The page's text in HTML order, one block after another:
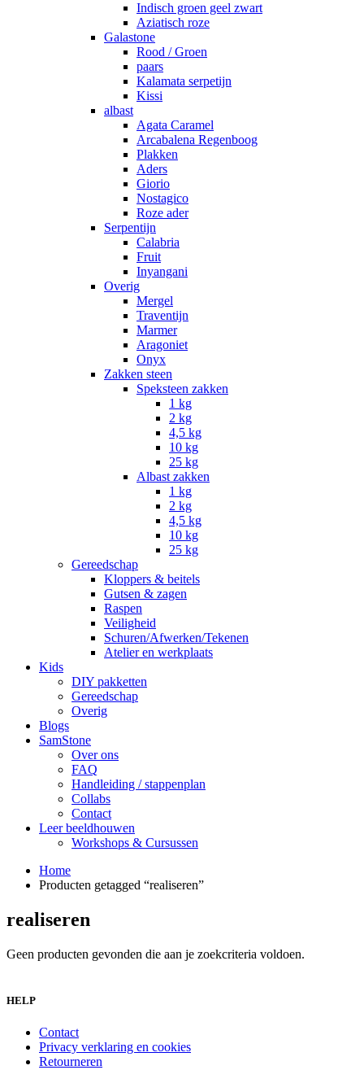
Indisch groen geel zwart
Aziatisch roze
Galastone
Rood / Groen
paars
Kalamata serpetijn
Kissi
albast
Agata Caramel
Arcabalena Regenboog
Plakken
Aders
Giorio
Nostagico
Roze ader
Serpentijn
Calabria
Fruit
Inyangani
Overig
Mergel
Traventijn
Marmer
Aragoniet
Onyx
Zakken steen
Speksteen zakken
1 kg
2 kg
4,5 kg
10 kg
25 kg
Albast zakken
1 kg
2 kg
4,5 kg
10 kg
25 kg
Gereedschap
Kloppers & beitels
Gutsen & zagen
Raspen
Veiligheid
Schuren/Afwerken/Tekenen
Atelier en werkplaats
Kids
DIY pakketten
Gereedschap
Overig
Blogs
SamStone
Over ons
FAQ
Handleiding / stappenplan
Collabs
Contact
Leer beeldhouwen
Workshops & Cursussen
Home
Producten getagged “realiseren”
realiseren
Geen producten gevonden die aan je zoekcriteria voldoen.
HELP
Contact
Privacy verklaring en cookies
Retourneren